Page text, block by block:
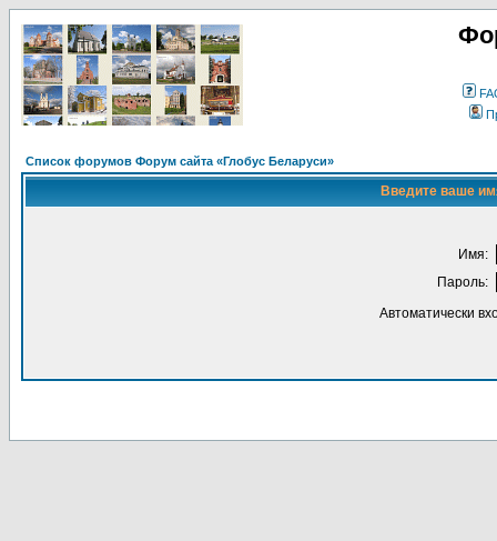
Список форумов Форум сайта «Глобус Беларуси»
Введите ваше
Имя:
Пароль:
Автоматически